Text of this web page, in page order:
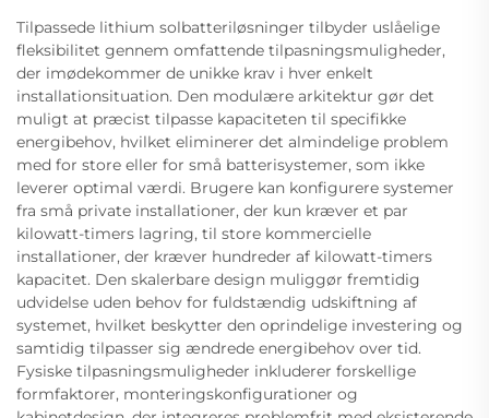
Tilpassede lithium solbatteriløsninger tilbyder uslåelige
fleksibilitet gennem omfattende tilpasningsmuligheder,
der imødekommer de unikke krav i hver enkelt
installationsituation. Den modulære arkitektur gør det
muligt at præcist tilpasse kapaciteten til specifikke
energibehov, hvilket eliminerer det almindelige problem
med for store eller for små batterisystemer, som ikke
leverer optimal værdi. Brugere kan konfigurere systemer
fra små private installationer, der kun kræver et par
kilowatt-timers lagring, til store kommercielle
installationer, der kræver hundreder af kilowatt-timers
kapacitet. Den skalerbare design muliggør fremtidig
udvidelse uden behov for fuldstændig udskiftning af
systemet, hvilket beskytter den oprindelige investering og
samtidig tilpasser sig ændrede energibehov over tid.
Fysiske tilpasningsmuligheder inkluderer forskellige
formfaktorer, monteringskonfigurationer og